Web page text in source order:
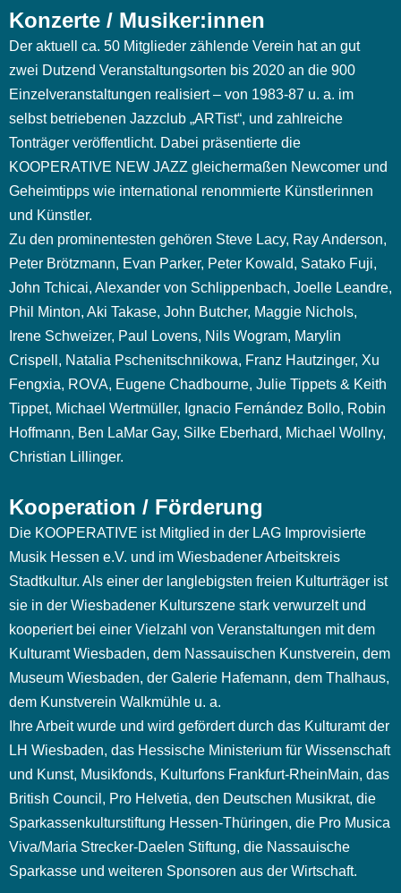
Konzerte / Musiker:innen
Der aktuell ca. 50 Mitglieder zählende Verein hat an gut
zwei Dutzend Veranstaltungsorten bis 2020 an die 900
Einzelveranstaltungen realisiert – von 1983-87 u. a. im
selbst betriebenen Jazzclub „ARTist“, und zahlreiche
Tonträger veröffentlicht. Dabei präsentierte die
KOOPERATIVE NEW JAZZ gleichermaßen Newcomer und
Geheimtipps wie international renommierte Künstlerinnen
und Künstler.
Zu den prominentesten gehören Steve Lacy, Ray Anderson,
Peter Brötzmann, Evan Parker, Peter Kowald, Satako Fuji,
John Tchicai, Alexander von Schlippenbach, Joelle Leandre,
Phil Minton, Aki Takase, John Butcher, Maggie Nichols,
Irene Schweizer, Paul Lovens, Nils Wogram, Marylin
Crispell, Natalia Pschenitschnikowa, Franz Hautzinger, Xu
Fengxia, ROVA, Eugene Chadbourne, Julie Tippets & Keith
Tippet, Michael Wertmüller, Ignacio Fernández Bollo, Robin
Hoffmann, Ben LaMar Gay, Silke Eberhard, Michael Wollny,
Christian Lillinger.
Kooperation / Förderung
Die KOOPERATIVE ist Mitglied in der LAG Improvisierte
Musik Hessen e.V. und im Wiesbadener Arbeitskreis
Stadtkultur. Als einer der langlebigsten freien Kulturträger ist
sie in der Wiesbadener Kulturszene stark verwurzelt und
kooperiert bei einer Vielzahl von Veranstaltungen mit dem
Kulturamt Wiesbaden, dem Nassauischen Kunstverein, dem
Museum Wiesbaden, der Galerie Hafemann, dem Thalhaus,
dem Kunstverein Walkmühle u. a.
Ihre Arbeit wurde und wird gefördert durch das Kulturamt der
LH Wiesbaden, das Hessische Ministerium für Wissenschaft
und Kunst, Musikfonds, Kulturfons Frankfurt-RheinMain, das
British Council, Pro Helvetia, den Deutschen Musikrat, die
Sparkassenkulturstiftung Hessen-Thüringen, die Pro Musica
Viva/Maria Strecker-Daelen Stiftung, die Nassauische
Sparkasse und weiteren Sponsoren aus der Wirtschaft.